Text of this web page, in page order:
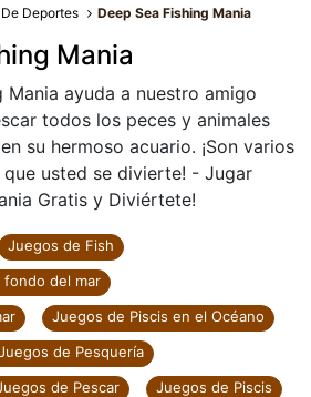
Deportes Deep Sea Fishing Mania
Mania
Mania ayuda a nuestro amigo
todos los peces y animales
su hermoso acuario. ¡Son varios
usted se divierte! - Jugar
Gratis y Diviértete!
Juegos de Fish
del mar
Juegos de Piscis en el Océano
de Pesquería
de Pescar
Juegos de Piscis